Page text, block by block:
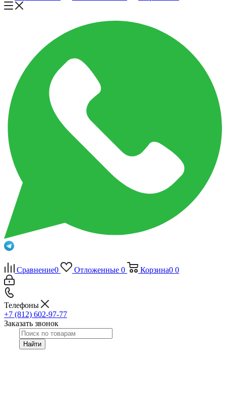
Сравнение0 Отложенные 0 Корзина0 0
Телефоны
+7 (812) 602-97-77
Заказать звонок
Найти